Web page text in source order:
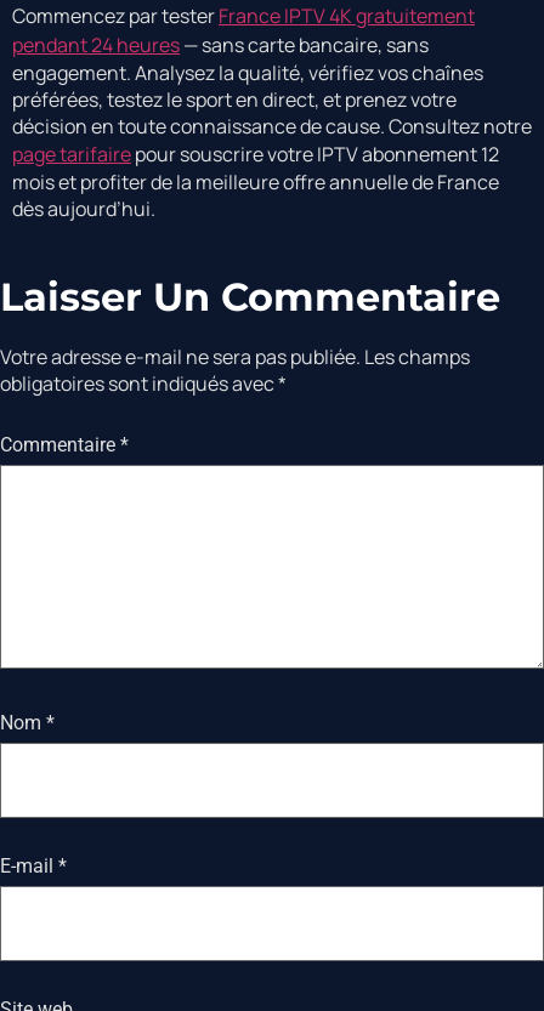
Commencez par testerFrance IPTV 4K gratuitement
pendant 24 heures— sans carte bancaire, sans
engagement. Analysez la qualité, vérifiez vos chaînes
préférées, testez le sport en direct, et prenez votre
décision en toute connaissance de cause. Consultez notre
page tarifairepour souscrire votre IPTV abonnement 12
mois et profiter de la meilleure offre annuelle de France
dès aujourd’hui.
Laisser Un Commentaire
Votre adresse e-mail ne sera pas publiée. Les champs
obligatoires sont indiqués avec*
Commentaire *
Nom *
E-mail *